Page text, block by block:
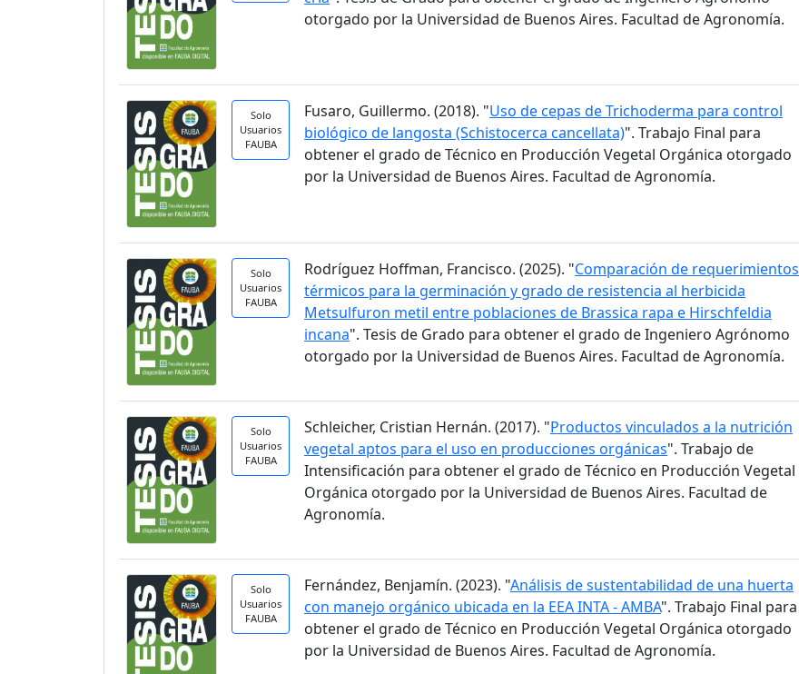
otorgado por la Universidad de Buenos Aires. Facultad de Agronomía.
Solo
Usuarios
FAUBA
Fusaro, Guillermo. (2018). "Uso de cepas de Trichoderma para control
biológico de langosta (Schistocerca cancellata)". Trabajo Final para
obtener el grado de Técnico en Producción Vegetal Orgánica otorgado
por la Universidad de Buenos Aires. Facultad de Agronomía.
Solo
Usuarios
FAUBA
Rodríguez Hoffman, Francisco. (2025). "Comparación de requerimientos
térmicos para la germinación y grado de resistencia al herbicida
Metsulfuron metil entre poblaciones de Brassica rapa e Hirschfeldia
incana". Tesis de Grado para obtener el grado de Ingeniero Agrónomo
otorgado por la Universidad de Buenos Aires. Facultad de Agronomía.
Solo
Usuarios
FAUBA
Schleicher, Cristian Hernán. (2017). "Productos vinculados a la nutrición
vegetal aptos para el uso en producciones orgánicas". Trabajo de
Intensificación para obtener el grado de Técnico en Producción Vegetal
Orgánica otorgado por la Universidad de Buenos Aires. Facultad de
Agronomía.
Solo
Usuarios
FAUBA
Fernández, Benjamín. (2023). "Análisis de sustentabilidad de una huerta
con manejo orgánico ubicada en la EEA INTA - AMBA". Trabajo Final para
obtener el grado de Técnico en Producción Vegetal Orgánica otorgado
por la Universidad de Buenos Aires. Facultad de Agronomía.